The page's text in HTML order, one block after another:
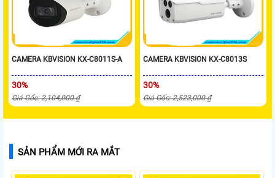
CAMERA KBVISION KX-C8011S-A
30%
Giá Gốc: 2,104,000 ₫
CAMERA KBVISION KX-C8013S
30%
Giá Gốc: 2,523,000 ₫
SẢN PHẨM MỚI RA MẮT